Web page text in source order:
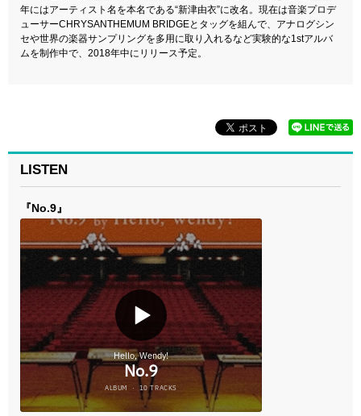
年にはアーティスト名を本名である“新津由衣”に改名。現在は音楽プロデ
ューサーCHRYSANTHEMUM BRIDGEとタッグを組んで、アナログシン
セや世界の楽器サンプリングを多用に取り入れるなど実験的な1stアルバ
ムを制作中で、2018年中にリリース予定。
LISTEN
『No.9』